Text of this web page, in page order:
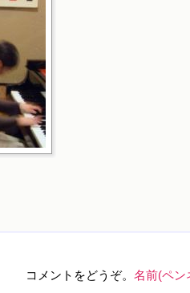
コメントをどうぞ。 名前(ペン